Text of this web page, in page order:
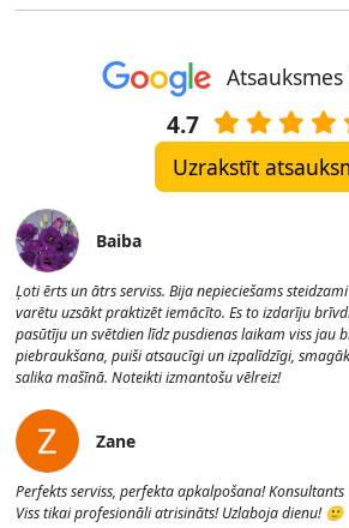
4.7
Uzrakstīt
Baiba
Ļoti ērts un ātrs serviss. Bija nepieciešams
varētu uzsākt praktizēt iemācīto. Es to izdarīju
pasūtīju un svētdien līdz pusdienas laikam viss jau
piebraukšana, puiši atsaucīgi un izpalīdzīgi,
salika mašīnā. Noteikti izmantošu vēlreiz!
Zane
Perfekts serviss, perfekta apkalpošana! Konsultants
Viss tikai profesionāli atrisināts! Uzlaboja dienu! 🙂